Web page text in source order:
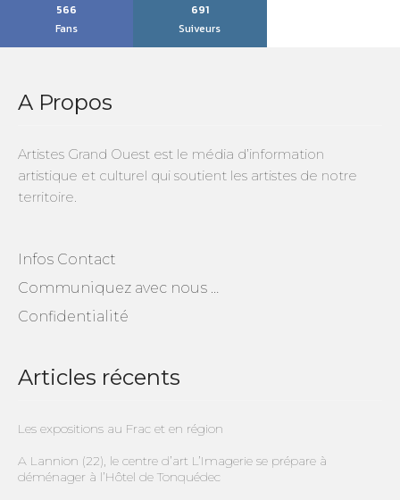
566
Fans
691
Suiveurs
A Propos
Artistes Grand Ouest est le média d’information
artistique et culturel qui soutient les artistes de notre
territoire.
Infos Contact
Communiquez avec nous …
Confidentialité
Articles récents
Les expositions au Frac et en région
A Lannion (22), le centre d’art L’Imagerie se prépare à
déménager à l’Hôtel de Tonquédec